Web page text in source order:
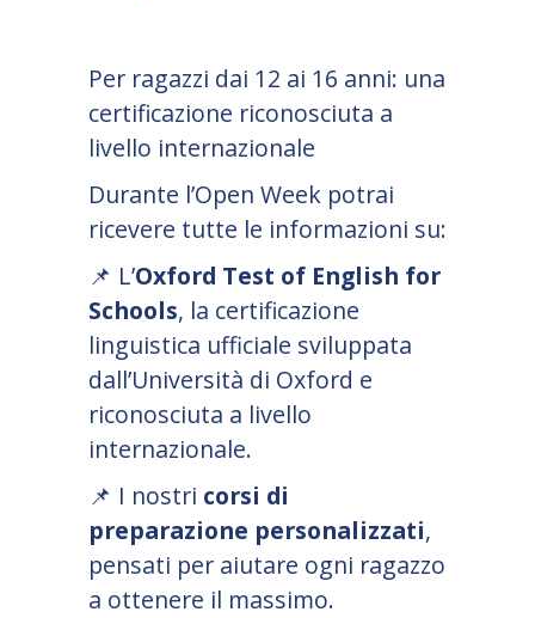
Per ragazzi dai 12 ai 16 anni: una
certificazione riconosciuta a
livello internazionale
Durante l’Open Week potrai
ricevere tutte le informazioni su:
📌 L’Oxford Test of English for
Schools, la certificazione
linguistica ufficiale sviluppata
dall’Università di Oxford e
riconosciuta a livello
internazionale.
📌 I nostri corsi di
preparazione personalizzati,
pensati per aiutare ogni ragazzo
a ottenere il massimo.